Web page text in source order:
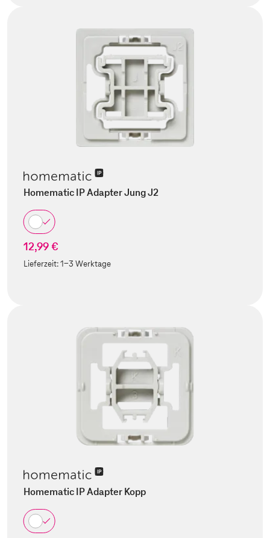
Homematic IP Adapter Jung J2
12,99 €
Lieferzeit:1-3 Werktage
Homematic IP Adapter Kopp